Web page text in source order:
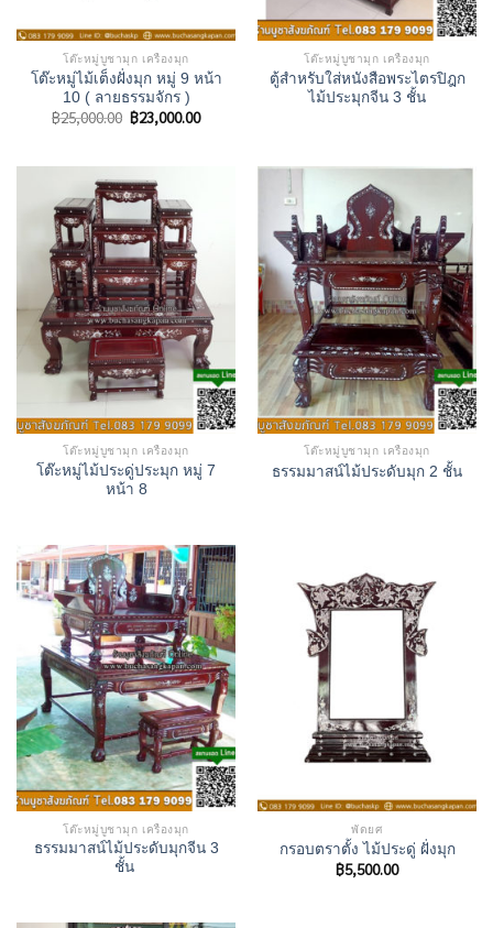
โต๊ะหมู่บูชามุก เครื่องมุก
โต๊ะหมู่ไม้เต็งฝั่งมุก หมู่ 9 หน้า
10 ( ลายธรรมจักร )
฿25,000.00 Original
price
฿23,000.00Current
โต๊ะหมู่บูชามุก เครื่องมุก
ตู้สำหรับใส่หนังสือพระไตรปิฎก
ไม้ประมุกจีน 3 ชั้น
โต๊ะหมู่บูชามุก เครื่องมุก
โต๊ะหมู่ไม้ประดู่ประมุก หมู่ 7
หน้า 8
โต๊ะหมู่บูชามุก เครื่องมุก
ธรรมมาสน์ไม้ประดับมุก 2 ชั้น
โต๊ะหมู่บูชามุก เครื่องมุก
ธรรมมาสน์ไม้ประดับมุกจีน 3
ชั้น
พัดยศ
กรอบตราตั้ง ไม้ประดู่ ฝั่งมุก
฿5,500.00